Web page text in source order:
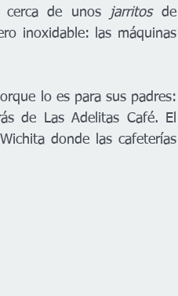
cerca de unos jarritos de
inoxidable: las máquinas
lo es para sus padres:
de Las Adelitas Café. El
donde las cafeterías